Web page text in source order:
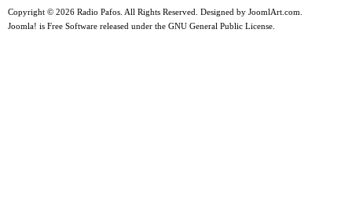
Copyright © 2026 Radio Pafos. All Rights Reserved. Designed by JoomlArt.com
Joomla! is Free Software released under the GNU General Public License.